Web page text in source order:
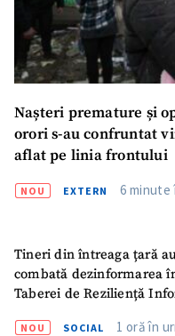
Nașteri premature și
orori s-au confruntat
aflat pe linia frontului
NOU EXTERN 6 minute
Tineri din întreaga țară
combată dezinformarea
Taberei de Reziliență
NOU SOCIAL 1 oră în